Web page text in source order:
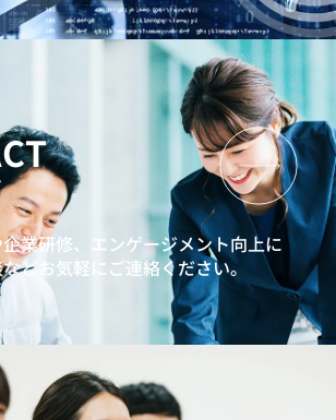
業研修、エンゲージメント向上に
どお気軽にご連絡ください。